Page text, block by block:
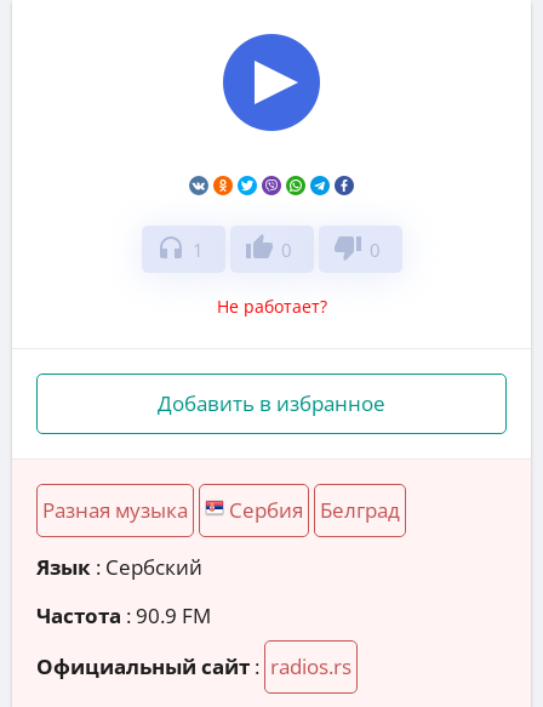
headphones 1 thumb_up 0 thumb_down 0
Не работает?
Добавить в избранное
Разная музыка Сербия Белград
Язык : Сербский
Частота : 90.9 FM
Официальный сайт : radios.rs